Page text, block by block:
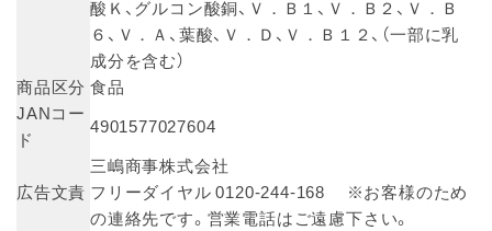
酸Ｋ、グルコン酸銅、Ｖ．Ｂ１、Ｖ．Ｂ２、Ｖ．Ｂ
６、Ｖ．Ａ、葉酸、Ｖ．Ｄ、Ｖ．Ｂ１２、（一部に乳
成分を含む）
商品区分 食品
JANコー
ド
4901577027604
広告文責
三嶋商事株式会社
フリーダイヤル 0120-244-168 ※お客様のため
の連絡先です。営業電話はご遠慮下さい。